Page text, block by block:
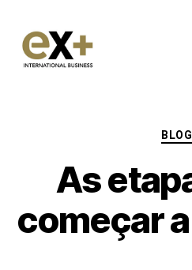
BLOG
As
começar